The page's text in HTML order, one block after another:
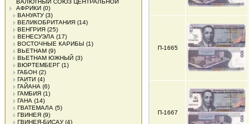
ВАЛЮТНЫЙ СОЮЗ ЦЕНТРАЛЬНОЙ
АФРИКИ (0)
ВАНУАТУ(3)
ВЕЛИКОБРИТАНИЯ (14)
ВЕНГРИЯ (25)
ВЕНЕСУЭЛА (17)
ВОСТОЧНЫЕ КАРИБЫ (1)
ВЬЕТНАМ (9)
ВЬЕТНАМ ЮЖНЫЙ (3)
ВЮРТЕМБЕРГ(1)
ГАБОН (2)
ГАИТИ (4)
ГАЙАНА (6)
ГАМБИЯ (1)
ГАНА (14)
ГВАТЕМАЛА (5)
ГВИНЕЯ (9)
ГВИНЕЯ-БИСАУ(4)
П-1665
П-1667